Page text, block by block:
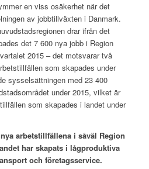
en viss osäkerhet när det
av jobbtillväxten i Danmark.
drar ifrån det
det 7 600 nya jobb i Region
2015 – det motsvarar två
som skapades under
sysselsättningen med 23 400
under 2015, vilket är
som skapades i landet under
arbetstillfällena i såväl Region
har skapats i lågproduktiva
och företagsservice.